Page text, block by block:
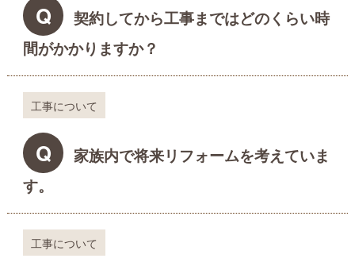
Q
契約してから工事まではどのくらい時
間がかかりますか？
工事について
Q
家族内で将来リフォームを考えていま
す。
工事について